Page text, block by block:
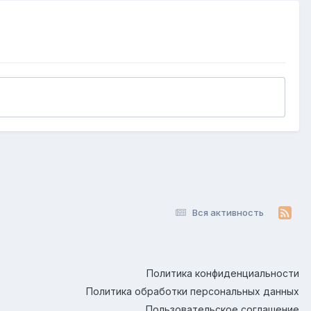
Вся активность
Политика конфиденциальности
Политика обработки персональных данных